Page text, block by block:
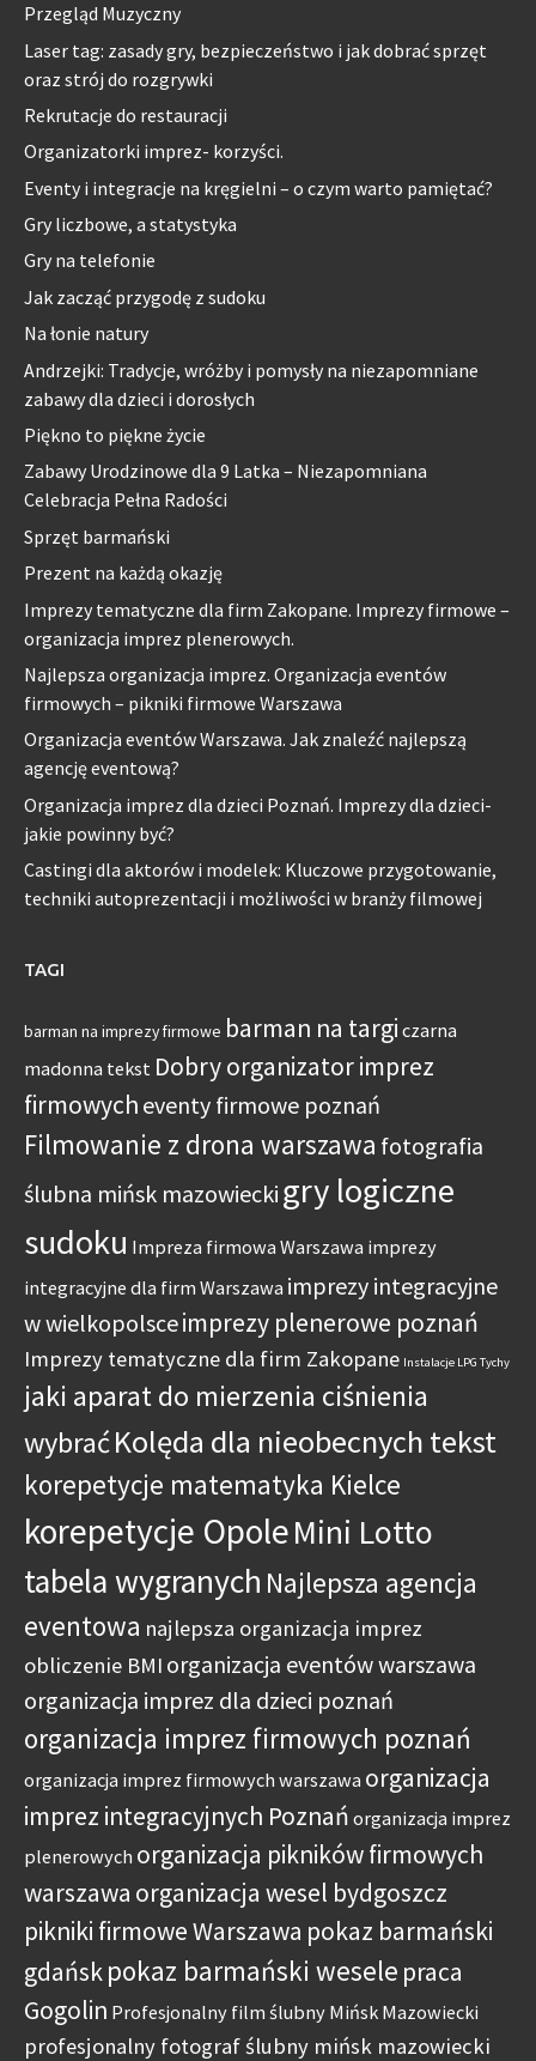
Przegląd Muzyczny
Laser tag: zasady gry, bezpieczeństwo i jak dobrać sprzęt
oraz strój do rozgrywki
Rekrutacje do restauracji
Organizatorki imprez- korzyści.
Eventy i integracje na kręgielni – o czym warto pamiętać?
Gry liczbowe, a statystyka
Gry na telefonie
Jak zacząć przygodę z sudoku
Na łonie natury
Andrzejki: Tradycje, wróżby i pomysły na niezapomniane
zabawy dla dzieci i dorosłych
Piękno to piękne życie
Zabawy Urodzinowe dla 9 Latka – Niezapomniana
Celebracja Pełna Radości
Sprzęt barmański
Prezent na każdą okazję
Imprezy tematyczne dla firm Zakopane. Imprezy firmowe –
organizacja imprez plenerowych.
Najlepsza organizacja imprez. Organizacja eventów
firmowych – pikniki firmowe Warszawa
Organizacja eventów Warszawa. Jak znaleźć najlepszą
agencję eventową?
Organizacja imprez dla dzieci Poznań. Imprezy dla dzieci-
jakie powinny być?
Castingi dla aktorów i modelek: Kluczowe przygotowanie,
techniki autoprezentacji i możliwości w branży filmowej
TAGI
barman na imprezy firmowe barman na targi czarna
madonna tekst Dobry organizator imprez
firmowych eventy firmowe poznań
Filmowanie z drona warszawa fotografia
ślubna mińsk mazowiecki gry logiczne
sudoku Impreza firmowa Warszawa imprezy
integracyjne dla firm Warszawa imprezy integracyjne
w wielkopolsceimprezy plenerowe poznań
Imprezy tematyczne dla firm Zakopane Instalacje LPG Tychy
jaki aparat do mierzenia ciśnienia
wybraćKolęda dla nieobecnych tekst
korepetycje matematyka Kielce
korepetycje OpoleMini Lotto
tabela wygranych Najlepsza agencja
eventowa najlepsza organizacja imprez
obliczenie BMI organizacja eventów warszawa
organizacja imprez dla dzieci poznań
organizacja imprez firmowych poznań
organizacja imprez firmowych warszawa organizacja
imprez integracyjnych Poznań organizacja imprez
plenerowych organizacja pikników firmowych
warszawa organizacja wesel bydgoszcz
pikniki firmowe Warszawa pokaz barmański
gdańskpokaz barmański wesele praca
Gogolin Profesjonalny film ślubny Mińsk Mazowiecki
profesjonalny fotograf ślubny mińsk mazowiecki